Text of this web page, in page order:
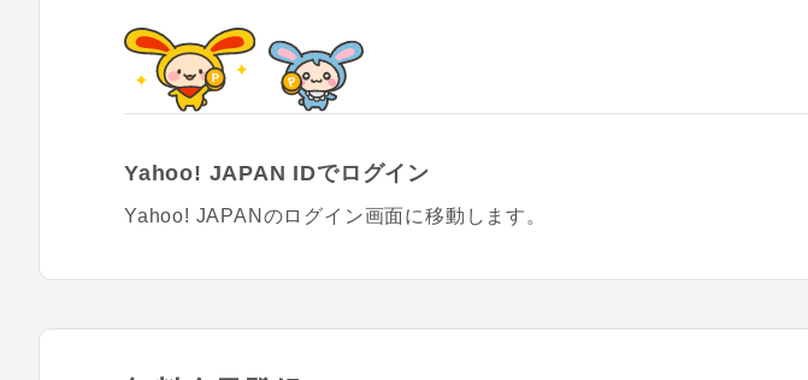
Yahoo! JAPAN IDでログイン
Yahoo! JAPANのログイン画面に移動します。